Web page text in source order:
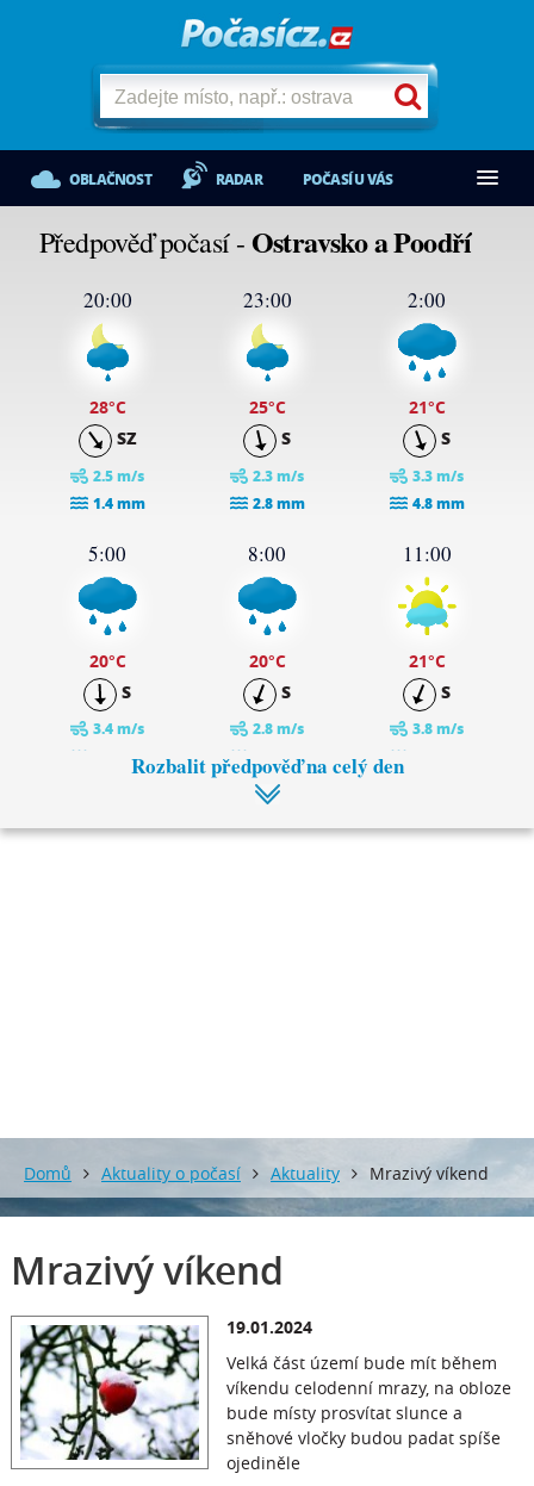
OBLAČNOST RADAR POČASÍ U VÁS
Předpověď počasí -Ostravsko a Poodří
20:00
28°C
SZ
2.5 m/s
1.4 mm
23:00
25°C
S
2.3 m/s
2.8 mm
2:00
21°C
S
3.3 m/s
4.8 mm
5:00
20°C
S
3.4 m/s
4.9 mm
8:00
20°C
S
2.8 m/s
1.8 mm
11:00
21°C
S
3.8 m/s
Rozbalit předpověď na celý den
Domů Aktuality o počasí Aktuality Mrazivý víkend
Mrazivý víkend
19.01.2024
Velká část území bude mít během
víkendu celodenní mrazy, na obloze
bude místy prosvítat slunce a
sněhové vločky budou padat spíše
ojediněle